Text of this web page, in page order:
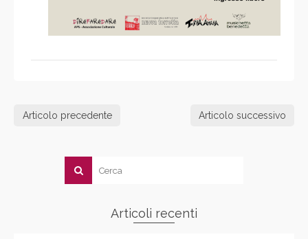
Articolo precedente Articolo successivo
Articoli recenti